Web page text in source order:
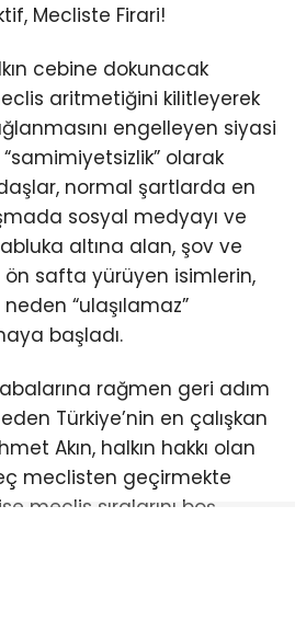
Mecliste Firari!
cebine dokunacak
aritmetiğini kilitleyerek
engelleyen siyasi
olarak
normal şartlarda en
sosyal medyayı ve
altına alan, şov ve
ön safta yürüyen isimlerin,
“ulaşılamaz”
başladı.
rağmen geri adım
Türkiye’nin en çalışkan
Akın, halkın hakkı olan
meclisten geçirmekte
meclis sıralarını boş